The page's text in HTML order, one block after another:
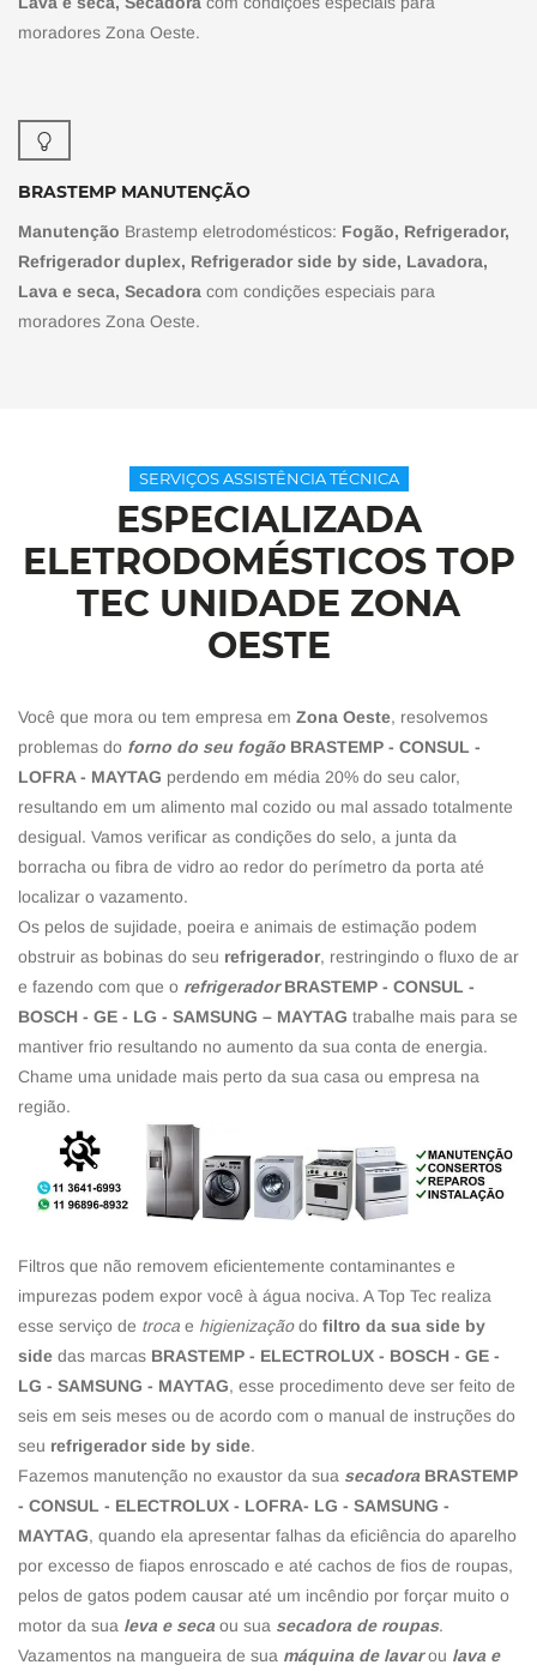
moradores Zona Oeste.
BRASTEMP MANUTENÇÃO
Manutenção Brastemp eletrodomésticos: Fogão, Refrigerador,
Refrigerador duplex, Refrigerador side by side, Lavadora,
Lava e seca, Secadora com condições especiais para
moradores Zona Oeste.
SERVIÇOS ASSISTÊNCIA TÉCNICA
ESPECIALIZADA
ELETRODOMÉSTICOS TOP
TEC UNIDADE ZONA
OESTE
Você que mora ou tem empresa em Zona Oeste, resolvemos
problemas do forno do seu fogão BRASTEMP - CONSUL -
LOFRA - MAYTAG perdendo em média 20% do seu calor,
resultando em um alimento mal cozido ou mal assado totalmente
desigual. Vamos verificar as condições do selo, a junta da
borracha ou fibra de vidro ao redor do perímetro da porta até
localizar o vazamento.
Os pelos de sujidade, poeira e animais de estimação podem
obstruir as bobinas do seu refrigerador, restringindo o fluxo de ar
e fazendo com que o refrigerador BRASTEMP - CONSUL -
BOSCH - GE - LG - SAMSUNG – MAYTAG trabalhe mais para se
mantiver frio resultando no aumento da sua conta de energia.
Chame uma unidade mais perto da sua casa ou empresa na
região.
Filtros que não removem eficientemente contaminantes e
impurezas podem expor você à água nociva. A Top Tec realiza
esse serviço de troca e higienizaçãodo filtro da sua side by
side das marcas BRASTEMP - ELECTROLUX - BOSCH - GE -
LG - SAMSUNG - MAYTAG, esse procedimento deve ser feito de
seis em seis meses ou de acordo com o manual de instruções do
seu refrigerador side by side.
Fazemos manutenção no exaustor da sua secadora BRASTEMP
- CONSUL - ELECTROLUX - LOFRA- LG - SAMSUNG -
MAYTAG, quando ela apresentar falhas da eficiência do aparelho
por excesso de fiapos enroscado e até cachos de fios de roupas,
pelos de gatos podem causar até um incêndio por forçar muito o
motor da sua leva e seca ou sua secadora de roupas.
Vazamentos na mangueira de sua máquina de lavarou lava e